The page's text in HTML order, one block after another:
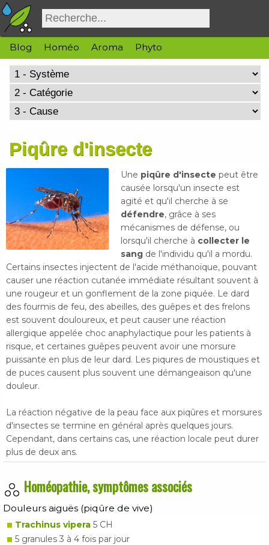
Blog Homéo Aroma Phyto
Piqûre d'insecte
Une piqûre d'insecte peut être
causée lorsqu'un insecte est
agité et qu'il cherche à se
défendre, grâce à ses
mécanismes de défense, ou
lorsqu'il cherche à collecter le
sang de l'individu qu'il a mordu.
Certains insectes injectent de l'acide méthanoïque, pouvant
causer une réaction cutanée immédiate résultant souvent à
une rougeur et un gonflement de la zone piquée. Le dard
des fourmis de feu, des abeilles, des guêpes et des frelons
est souvent douloureux, et peut causer une réaction
allergique appelée choc anaphylactique pour les patients à
risque, et certaines guêpes peuvent avoir une morsure
puissante en plus de leur dard. Les piqures de moustiques et
de puces causent plus souvent une démangeaison qu'une
douleur.
La réaction négative de la peau face aux piqûres et morsures
d'insectes se termine en général après quelques jours.
Cependant, dans certains cas, une réaction locale peut durer
plus de deux ans.
Homéopathie, symptômes associés
Douleurs aiguës (piqûre de vive)
Trachinus vipera 5 CH
5 granules 3 à 4 fois par jour